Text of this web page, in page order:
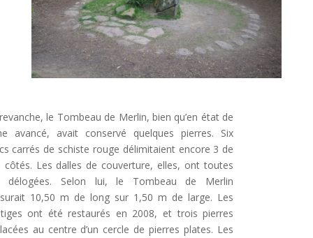
le Tombeau de Merlin, bien qu’en état de
avancé, avait conservé quelques pierres. Six
carrés de schiste rouge délimitaient encore 3 de
côtés. Les dalles de couverture, elles, ont toutes
délogées. Selon lui, le Tombeau de Merlin
10,50 m de long sur 1,50 m de large. Les
ont été restaurés en 2008, et trois pierres
au centre d’un cercle de pierres plates. Les